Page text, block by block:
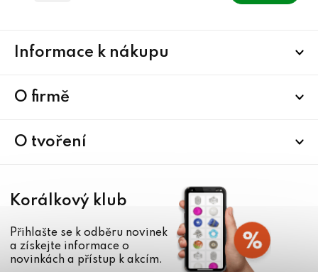
Informace k nákupu
O firmě
O tvoření
Korálkový klub
Přihlašte se k odběru novinek
a získejte informace o
novinkách a přístup k akcím.